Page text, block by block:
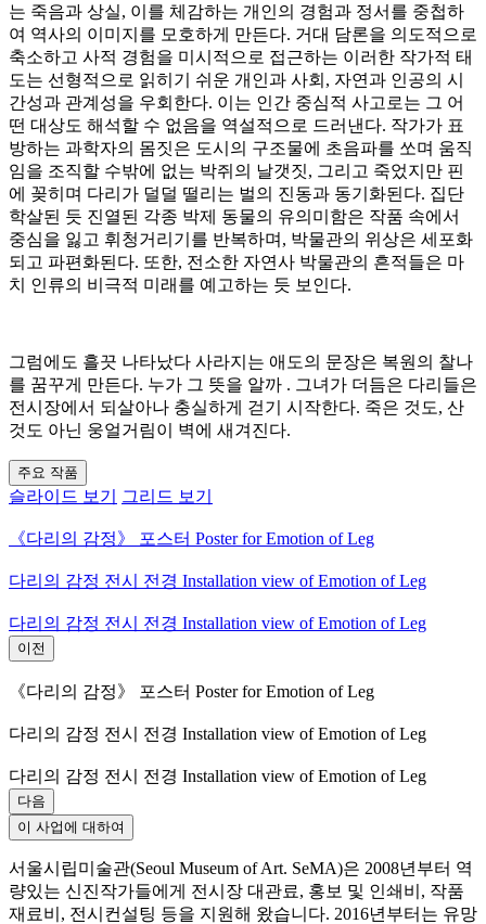
는 죽음과 상실, 이를 체감하는 개인의 경험과 정서를 중첩하
여 역사의 이미지를 모호하게 만든다. 거대 담론을 의도적으로
축소하고 사적 경험을 미시적으로 접근하는 이러한 작가적 태
도는 선형적으로 읽히기 쉬운 개인과 사회, 자연과 인공의 시
간성과 관계성을 우회한다. 이는 인간 중심적 사고로는 그 어
떤 대상도 해석할 수 없음을 역설적으로 드러낸다. 작가가 표
방하는 과학자의 몸짓은 도시의 구조물에 초음파를 쏘며 움직
임을 조직할 수밖에 없는 박쥐의 날갯짓, 그리고 죽었지만 핀
에 꽂히며 다리가 덜덜 떨리는 벌의 진동과 동기화된다. 집단
학살된 듯 진열된 각종 박제 동물의 유의미함은 작품 속에서
중심을 잃고 휘청거리기를 반복하며, 박물관의 위상은 세포화
되고 파편화된다. 또한, 전소한 자연사 박물관의 흔적들은 마
치 인류의 비극적 미래를 예고하는 듯 보인다.
그럼에도 흘끗 나타났다 사라지는 애도의 문장은 복원의 찰나
를 꿈꾸게 만든다. 누가 그 뜻을 알까 . 그녀가 더듬은 다리들은
전시장에서 되살아나 충실하게 걷기 시작한다. 죽은 것도, 산
것도 아닌 웅얼거림이 벽에 새겨진다.
주요 작품
슬라이드 보기 그리드 보기
《다리의 감정》 포스터 Poster for Emotion of Leg
다리의 감정 전시 전경 Installation view of Emotion of Leg
다리의 감정 전시 전경 Installation view of Emotion of Leg
이전
《다리의 감정》 포스터 Poster for Emotion of Leg
다리의 감정 전시 전경 Installation view of Emotion of Leg
다리의 감정 전시 전경 Installation view of Emotion of Leg
다음
이 사업에 대하여
서울시립미술관(Seoul Museum of Art. SeMA)은 2008년부터 역
량있는 신진작가들에게 전시장 대관료, 홍보 및 인쇄비, 작품
재료비, 전시컨설팅 등을 지원해 왔습니다. 2016년부터는 유망